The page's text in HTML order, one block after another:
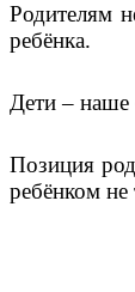
Родителям
ребёнка.
Дети – наше
Позиция
ребёнком